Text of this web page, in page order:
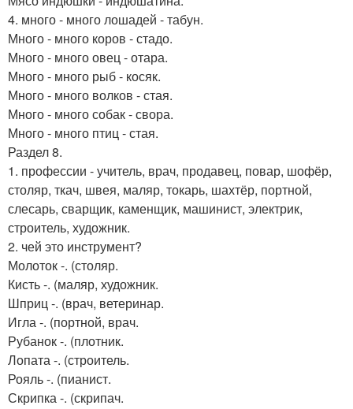
4. много - много лошадей - табун.
Много - много коров - стадо.
Много - много овец - отара.
Много - много рыб - косяк.
Много - много волков - стая.
Много - много собак - свора.
Много - много птиц - стая.
Раздел 8.
1. профессии - учитель, врач, продавец, повар, шофёр,
столяр, ткач, швея, маляр, токарь, шахтёр, портной,
слесарь, сварщик, каменщик, машинист, электрик,
строитель, художник.
2. чей это инструмент?
Молоток -. (столяр.
Кисть -. (маляр, художник.
Шприц -. (врач, ветеринар.
Игла -. (портной, врач.
Рубанок -. (плотник.
Лопата -. (строитель.
Рояль -. (пианист.
Скрипка -. (скрипач.